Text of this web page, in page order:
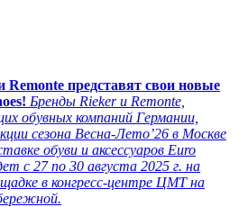
Remonte представят свои новые
Бренды Rieker и Remonte,
обувных компаний Германии,
сезона Весна-Лето’26 в Москве
обуви и аксессуаров Euro
c 27 по 30 августа 2025 г. на
в конгресс-центре ЦМТ на